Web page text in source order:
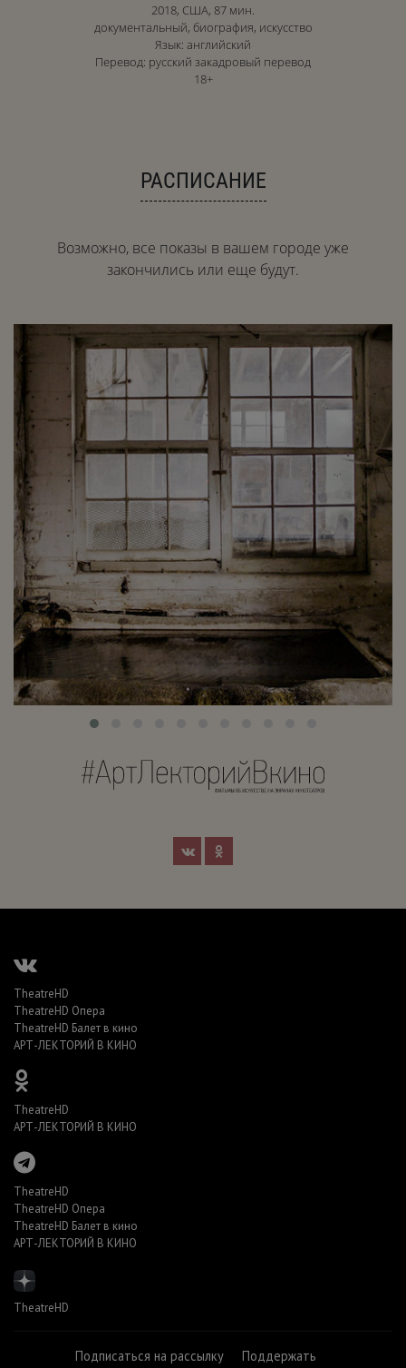
2018, США, 87 мин.
документальный, биография, искусство
Язык: английский
Перевод: русский закадровый перевод
18+
РАСПИСАНИЕ
Возможно, все показы в вашем городе уже
закончились или еще будут.
TheatreHD
TheatreHD Опера
TheatreHD Балет в кино
АРТ-ЛЕКТОРИЙ В КИНО
TheatreHD
АРТ-ЛЕКТОРИЙ В КИНО
TheatreHD
TheatreHD Опера
TheatreHD Балет в кино
АРТ-ЛЕКТОРИЙ В КИНО
TheatreHD
Подписаться на рассылку
Поддержать